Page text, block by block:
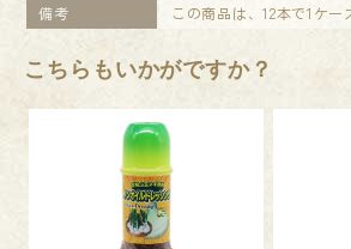
備考
この商品は、12本で1ケー
こちらもいかがですか？